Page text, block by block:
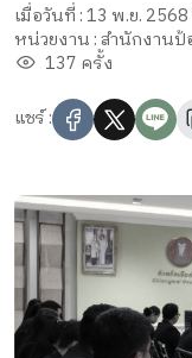
เมื่อวันที่ : 13 พ.ย.
หน่วยงาน : สำนักงาน
137 ครั้ง
แชร์ :